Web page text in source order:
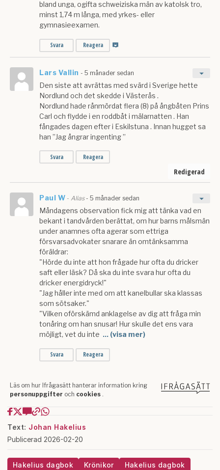
Text: Johan Hakelius
Publicerad 2026-02-20
Hakelius dagbok Krönikor Hakelius dagbok